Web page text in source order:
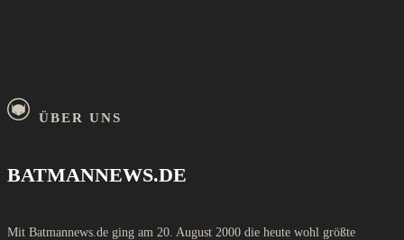
ÜBER UNS
BATMANNEWS.DE
Mit Batmannews.de ging am 20. August 2000 die heute wohl größte